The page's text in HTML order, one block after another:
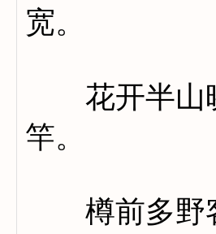
宽。
花开半山晓
竿。
樽前多野客